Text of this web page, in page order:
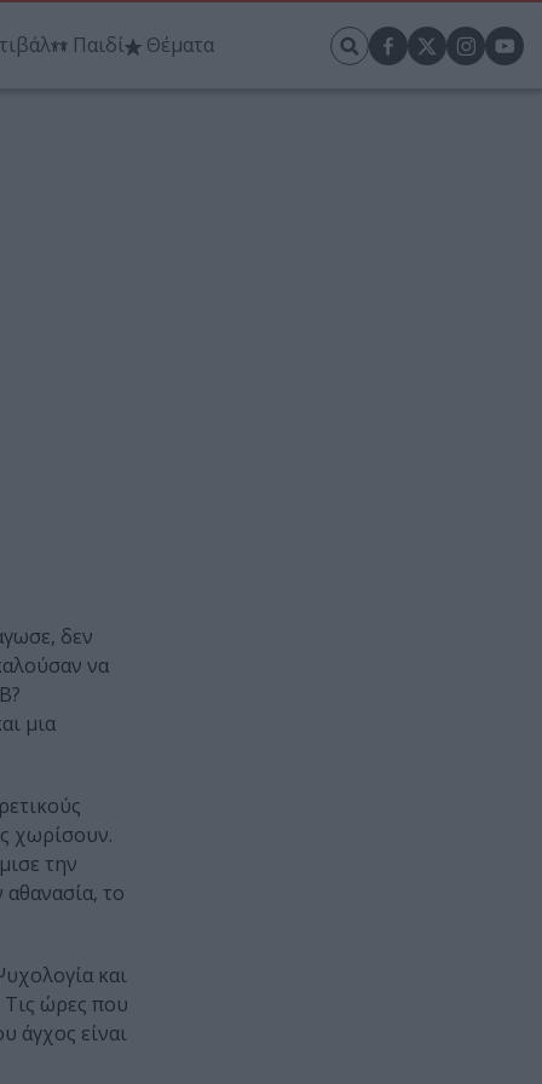
Παιδί Θέματα
δεν
να
μια
χωρίσουν.
την
το
και
ώρες που
άγχος είναι